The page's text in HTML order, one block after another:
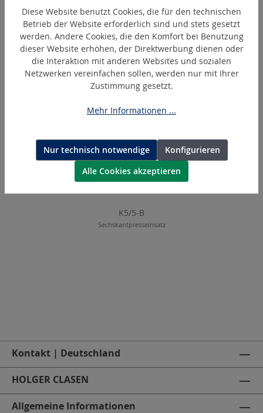
Akku-hydraulisches Presswerkzeug % Aktion %
Produktgalerie überspringen
Ähnliche Artikel
K5/5-B
Sechskantpresseinsatz
Kontakt | Deutschland
HOLGER CLASEN
Allgemeine Informationen
Diese Website benutzt Cookies, die für den technischen
Betrieb der Website erforderlich sind und stets gesetzt
werden. Andere Cookies, die den Komfort bei Benutzung
dieser Website erhöhen, der Direktwerbung dienen oder
die Interaktion mit anderen Websites und sozialen
Netzwerken vereinfachen sollen, werden nur mit Ihrer
Zustimmung gesetzt.
Mehr Informationen ...
Nur technisch notwendige
Konfigurieren
Alle Cookies akzeptieren